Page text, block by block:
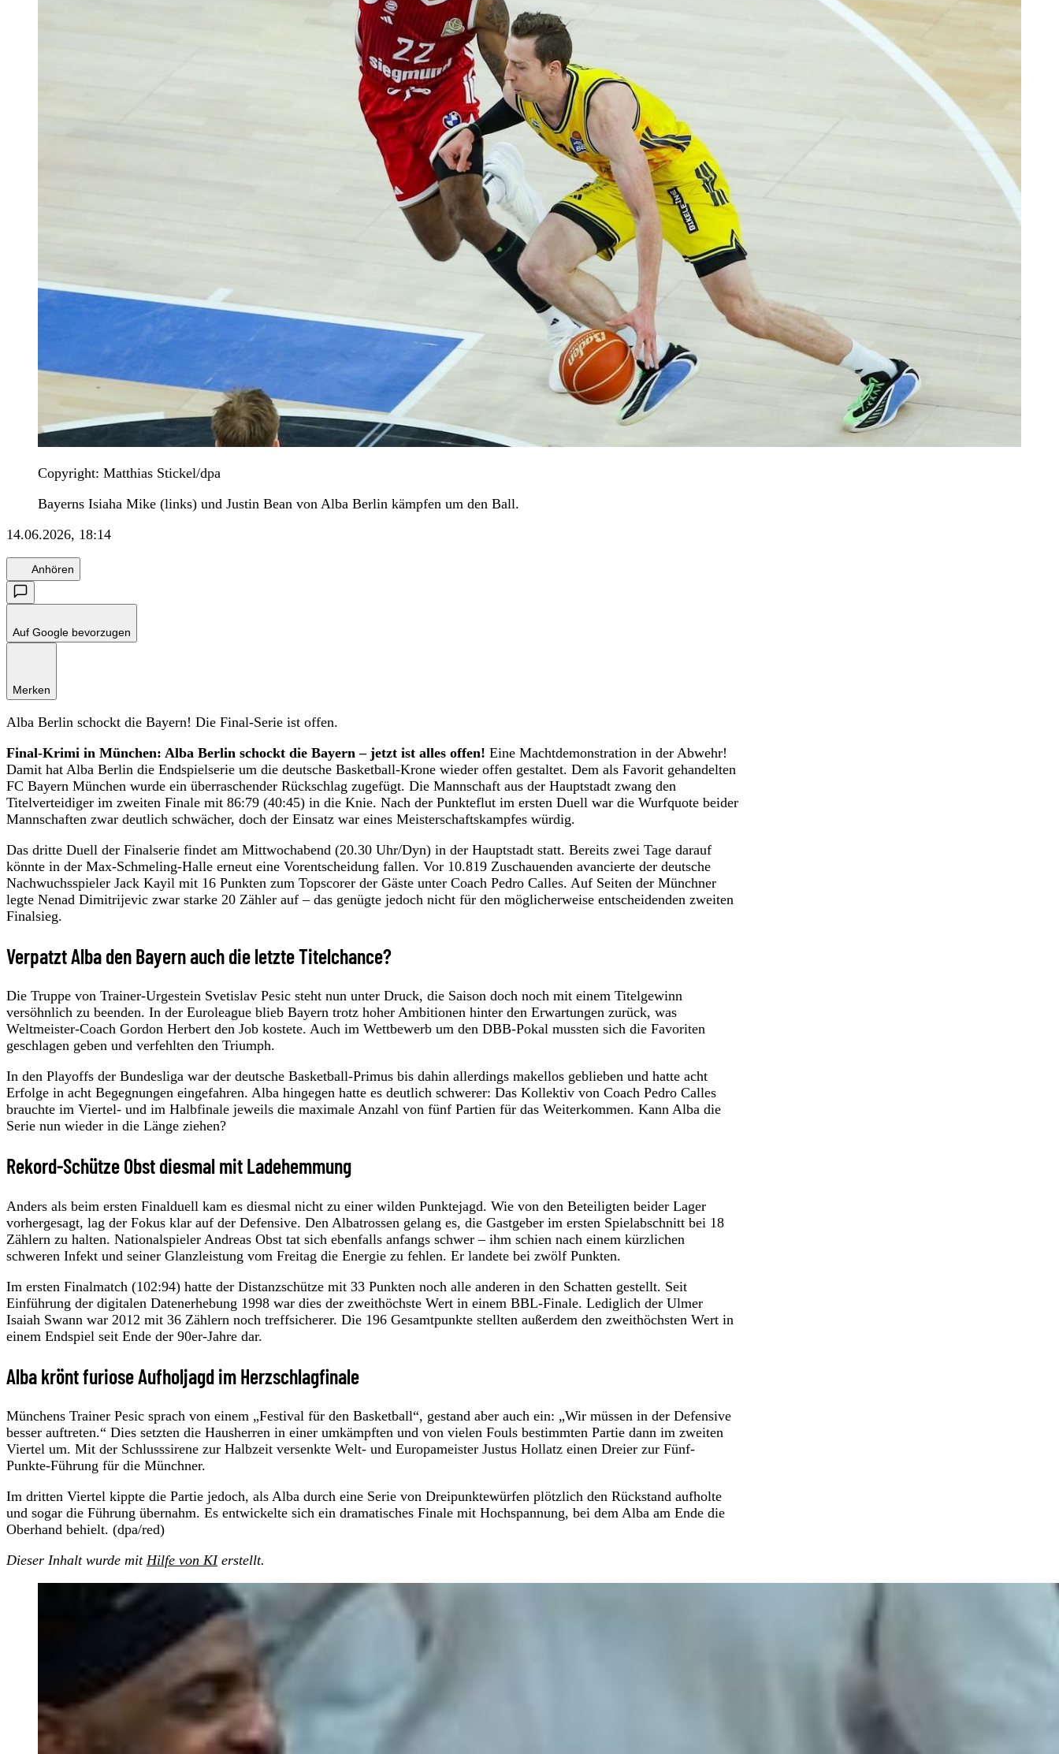
Copyright: Matthias Stickel/dpa
Bayerns Isiaha Mike (links) und Justin Bean von Alba Berlin kämpfen um den Ball.
14.06.2026, 18:14
Anhören
Auf Google bevorzugen
Merken
Alba Berlin schockt die Bayern! Die Final-Serie ist offen.
Final-Krimi in München: Alba Berlin schockt die Bayern – jetzt ist alles offen! Eine Machtdemonstration in der Abwehr!
Damit hat Alba Berlin die Endspielserie um die deutsche Basketball-Krone wieder offen gestaltet. Dem als Favorit gehandelten
FC Bayern München wurde ein überraschender Rückschlag zugefügt. Die Mannschaft aus der Hauptstadt zwang den
Titelverteidiger im zweiten Finale mit 86:79 (40:45) in die Knie. Nach der Punkteflut im ersten Duell war die Wurfquote beider
Mannschaften zwar deutlich schwächer, doch der Einsatz war eines Meisterschaftskampfes würdig.
Das dritte Duell der Finalserie findet am Mittwochabend (20.30 Uhr/Dyn) in der Hauptstadt statt. Bereits zwei Tage darauf
könnte in der Max-Schmeling-Halle erneut eine Vorentscheidung fallen. Vor 10.819 Zuschauenden avancierte der deutsche
Nachwuchsspieler Jack Kayil mit 16 Punkten zum Topscorer der Gäste unter Coach Pedro Calles. Auf Seiten der Münchner
legte Nenad Dimitrijevic zwar starke 20 Zähler auf – das genügte jedoch nicht für den möglicherweise entscheidenden zweiten
Finalsieg.
Verpatzt Alba den Bayern auch die letzte Titelchance?
Die Truppe von Trainer-Urgestein Svetislav Pesic steht nun unter Druck, die Saison doch noch mit einem Titelgewinn
versöhnlich zu beenden. In der Euroleague blieb Bayern trotz hoher Ambitionen hinter den Erwartungen zurück, was
Weltmeister-Coach Gordon Herbert den Job kostete. Auch im Wettbewerb um den DBB-Pokal mussten sich die Favoriten
geschlagen geben und verfehlten den Triumph.
In den Playoffs der Bundesliga war der deutsche Basketball-Primus bis dahin allerdings makellos geblieben und hatte acht
Erfolge in acht Begegnungen eingefahren. Alba hingegen hatte es deutlich schwerer: Das Kollektiv von Coach Pedro Calles
brauchte im Viertel- und im Halbfinale jeweils die maximale Anzahl von fünf Partien für das Weiterkommen. Kann Alba die
Serie nun wieder in die Länge ziehen?
Rekord-Schütze Obst diesmal mit Ladehemmung
Anders als beim ersten Finalduell kam es diesmal nicht zu einer wilden Punktejagd. Wie von den Beteiligten beider Lager
vorhergesagt, lag der Fokus klar auf der Defensive. Den Albatrossen gelang es, die Gastgeber im ersten Spielabschnitt bei 18
Zählern zu halten. Nationalspieler Andreas Obst tat sich ebenfalls anfangs schwer – ihm schien nach einem kürzlichen
schweren Infekt und seiner Glanzleistung vom Freitag die Energie zu fehlen. Er landete bei zwölf Punkten.
Im ersten Finalmatch (102:94) hatte der Distanzschütze mit 33 Punkten noch alle anderen in den Schatten gestellt. Seit
Einführung der digitalen Datenerhebung 1998 war dies der zweithöchste Wert in einem BBL-Finale. Lediglich der Ulmer
Isaiah Swann war 2012 mit 36 Zählern noch treffsicherer. Die 196 Gesamtpunkte stellten außerdem den zweithöchsten Wert in
einem Endspiel seit Ende der 90er-Jahre dar.
Alba krönt furiose Aufholjagd im Herzschlagfinale
Münchens Trainer Pesic sprach von einem „Festival für den Basketball“, gestand aber auch ein: „Wir müssen in der Defensive
besser auftreten.“ Dies setzten die Hausherren in einer umkämpften und von vielen Fouls bestimmten Partie dann im zweiten
Viertel um. Mit der Schlusssirene zur Halbzeit versenkte Welt- und Europameister Justus Hollatz einen Dreier zur Fünf-
Punkte-Führung für die Münchner.
Im dritten Viertel kippte die Partie jedoch, als Alba durch eine Serie von Dreipunktewürfen plötzlich den Rückstand aufholte
und sogar die Führung übernahm. Es entwickelte sich ein dramatisches Finale mit Hochspannung, bei dem Alba am Ende die
Oberhand behielt. (dpa/red)
Dieser Inhalt wurde mit Hilfe von KIerstellt.